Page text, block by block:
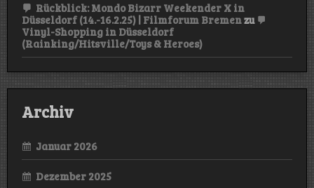
Rückblick: Mondo Bizarr Weekender X in
Düsseldorf (14.-16.2.25) | Filmforum Bremenzu
Vinyl-Shopping in Düsseldorf
(Rainking/Hitsville/Toys & Heroes)
Archiv
Januar 2026
Dezember 2025